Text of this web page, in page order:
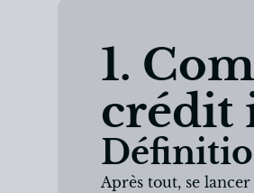
1.
crédit
Après tout, se